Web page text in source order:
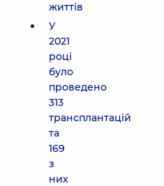
життів
У
2021
році
було
проведено
313
трансплантацій
та
169
з
них